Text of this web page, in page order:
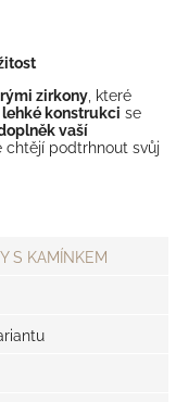
zirkony , které
lehké konstrukci se
vaší
chtějí podtrhnout svůj
S KAMÍNKEM